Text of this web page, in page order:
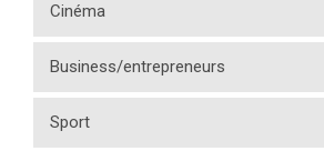
Cinéma
Business/entrepreneurs
Sport